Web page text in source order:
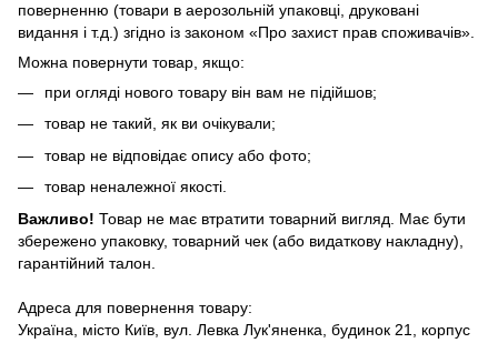
поверненню (товари в аерозольній упаковці, друковані
видання і т.д.) згідно із законом «Про захист прав споживачів».
Можна повернути товар, якщо:
при огляді нового товару він вам не підійшов;
товар не такий, як ви очікували;
товар не відповідає опису або фото;
товар неналежної якості.
Важливо! Товар не має втратити товарний вигляд. Має бути
збережено упаковку, товарний чек (або видаткову накладну),
гарантійний талон.
Адреса для повернення товару:
Україна, місто Київ, вул. Левка Лук'яненка, будинок 21, корпус